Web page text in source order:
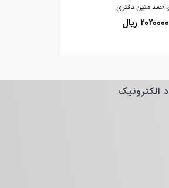
متین دفتری
ریال
الکترونیک